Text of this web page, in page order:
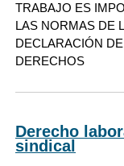
TRABAJO ES
LAS NORMAS DE
DECLARACIÓN
DERECHOS
Derecho
sindical